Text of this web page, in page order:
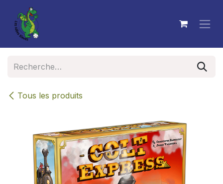
Se rendre au contenu
Tous les produits